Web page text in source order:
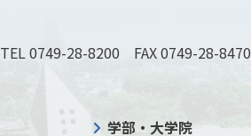
TEL 0749-28-8200 FAX 0749-28-8470
学部・大学院